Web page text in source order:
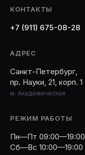
КОНТАКТЫ
+7 (911) 675-08-28
АДРЕС
Санкт-Петербург,
пр. Науки, 21, корп. 1
м. Академическая
РЕЖИМ РАБОТЫ
Пн—Пт 09:00—19:00
Сб—Вс 10:00—19:00